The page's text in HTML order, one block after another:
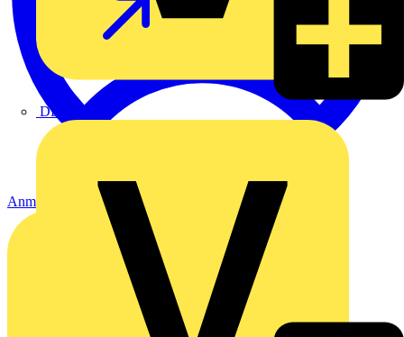
DEHN
Anmelden Registrierung